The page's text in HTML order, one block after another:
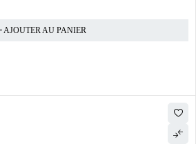
AJOUTER AU PANIER